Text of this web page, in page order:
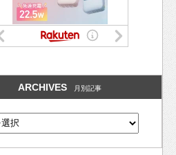
ARCHIVES 月別記事